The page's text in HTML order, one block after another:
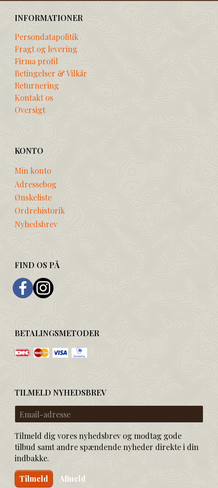
INFORMATIONER
Persondatapolitik
Fragt og levering
Firma profil
Betingelser & Vilkår
Returnering
Kontakt os
Oversigt
KONTO
Min konto
Adressebog
Ønskeliste
Ordrehistorik
Nyhedsbrev
FIND OS PÅ
BETALINGSMETODER
TILMELD NYHEDSBREV
Email-
adresse
Tilmeld dig vores nyhedsbrev og modtag gode
tilbud samt andre spændende nyheder direkte i din
indbakke.
Tilmeld Afmeld